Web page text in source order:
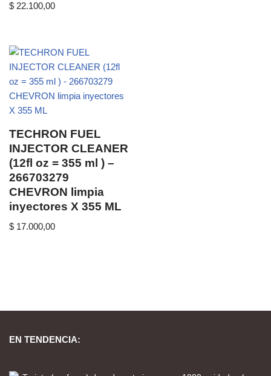
$ 22.100,00
TECHRON FUEL
INJECTOR CLEANER
(12fl oz = 355 ml ) –
266703279
CHEVRON limpia
inyectores X 355 ML
$ 17.000,00
EN TENDENCIA: